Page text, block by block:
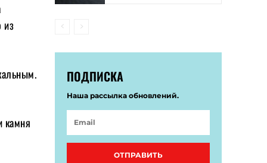
из
камня
ПОДПИСКА
Наша рассылка обновлений.
ОТПРАВИТЬ